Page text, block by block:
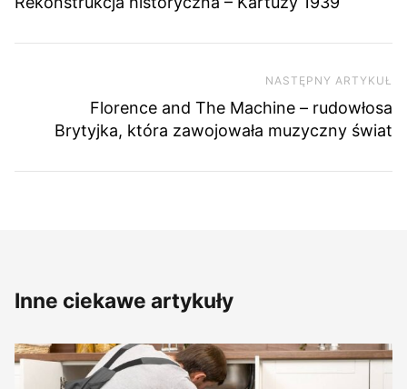
NASTĘPNY ARTYKUŁ
Florence and The Machine – rudowłosa
Brytyjka, która zawojowała muzyczny świat
Inne ciekawe artykuły